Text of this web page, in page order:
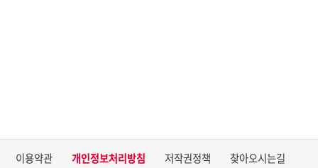
이용약관 개인정보처리방침 저작권정책
찾아오시는길